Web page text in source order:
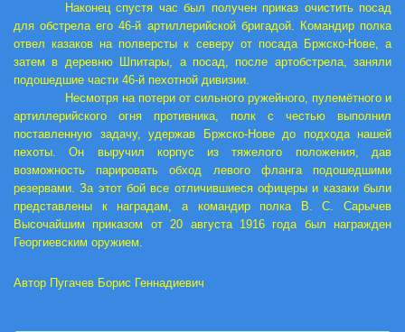
Наконец спустя час был получен приказ очистить посад
для обстрела его 46-й артиллерийской бригадой. Командир полка
отвел казаков на полверсты к северу от посада Бржско-Нове, а
затем в деревню Шпитары, а посад, после артобстрела, заняли
подошедшие части 46-й пехотной дивизии.
Несмотря на потери от сильного ружейного, пулемётного и
артиллерийского огня противника, полк с честью выполнил
поставленную задачу, удержав Бржско-Нове до подхода нашей
пехоты. Он выручил корпус из тяжелого положения, дав
возможность парировать обход левого фланга подошедшими
резервами. За этот бой все отличившиеся офицеры и казаки были
представлены к наградам, а командир полка В. С. Сарычев
Высочайшим приказом от 20 августа 1916 года был награжден
Георгиевским оружием.
Автор Пугачев Борис Геннадиевич